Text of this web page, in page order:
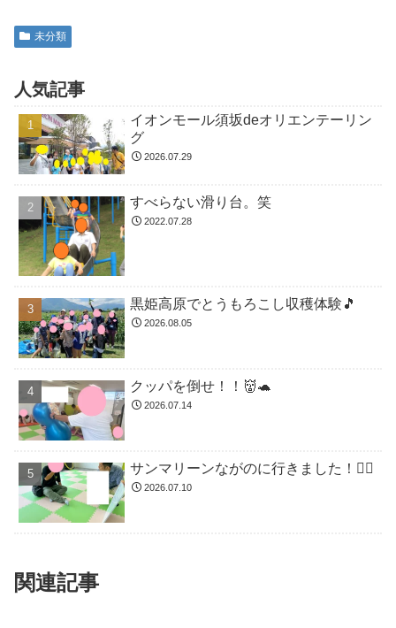
未分類
人気記事
イオンモール須坂deオリエンテーリン
グ
2026.07.29
すべらない滑り台。笑
2022.07.28
黒姫高原でとうもろこし収穫体験🎵
2026.08.05
クッパを倒せ！！👹🐢
2026.07.14
サンマリーンながのに行きました！🏊🏻
2026.07.10
関連記事